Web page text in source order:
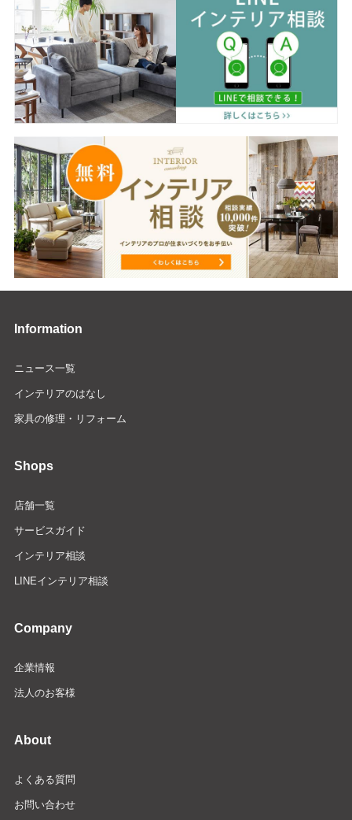
Information
ニュース一覧
インテリアのはなし
家具の修理・リフォーム
Shops
店舗一覧
サービスガイド
インテリア相談
LINEインテリア相談
Company
企業情報
法人のお客様
About
よくある質問
お問い合わせ